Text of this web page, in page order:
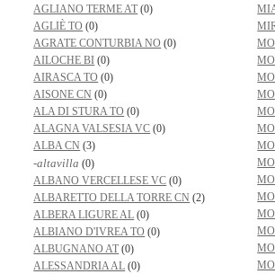
AGLIANO TERME AT (0)
AGLIÈ TO (0)
AGRATE CONTURBIA NO (0)
AILOCHE BI (0)
AIRASCA TO (0)
AISONE CN (0)
ALA DI STURA TO (0)
ALAGNA VALSESIA VC (0)
ALBA CN (3)
-altavilla (0)
ALBANO VERCELLESE VC (0)
ALBARETTO DELLA TORRE CN (2)
ALBERA LIGURE AL (0)
ALBIANO D'IVREA TO (0)
ALBUGNANO AT (0)
ALESSANDRIA AL (0)